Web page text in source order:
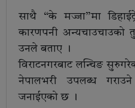
साथै “के मज्जा”मा
कारणपनी अन्यचाउचाउको
उनले बताए ।
विराटनगरबाट लन्चिङ
नेपालभरी उपलब्ध
जनाईएको छ ।